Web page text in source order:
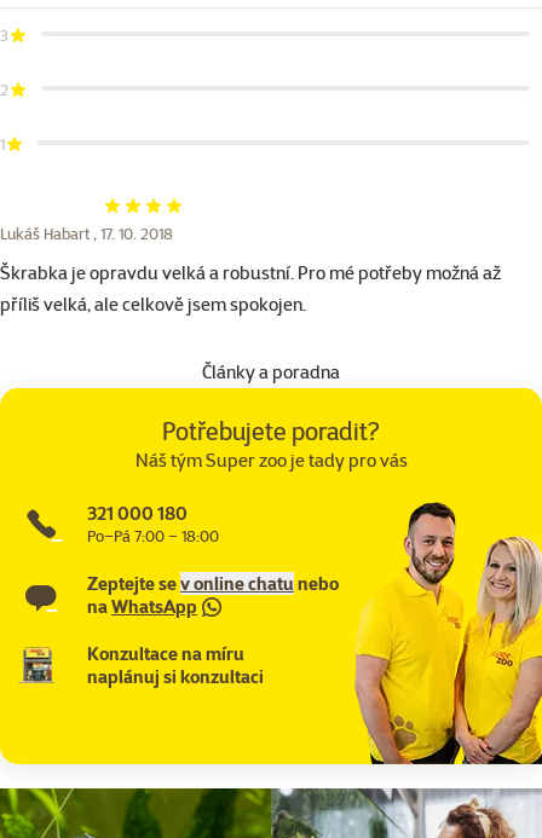
3
2
1
Hodnocení 80%
Lukáš Habart , 17. 10. 2018
Škrabka je opravdu velká a robustní. Pro mé potřeby možná až
příliš velká, ale celkově jsem spokojen.
Články a poradna
Potřebujete poradit?
Náš tým Super zoo je tady pro vás
321 000 180
Po–Pá 7:00 – 18:00
Zeptejte sev online chatunebo
naWhatsApp
Konzultace na míru
naplánuj si konzultaci